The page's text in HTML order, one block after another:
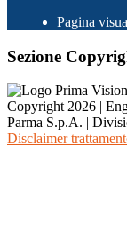
Pagina
Sezione
Copyright 2026 |
Parma S.p.A. |
Disclaimer